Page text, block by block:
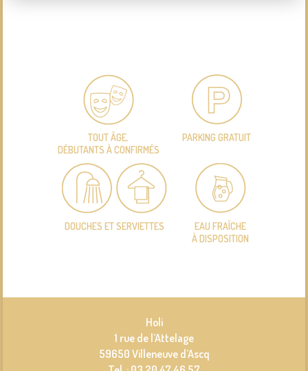
TOUT ÂGE,
DÉBUTANTS À CONFIRMÉS
PARKING GRATUIT
DOUCHES ET SERVIETTES
EAU FRAÎCHE
À DISPOSITION
Holi
1 rue de l’Attelage
59650 Villeneuve d’Ascq